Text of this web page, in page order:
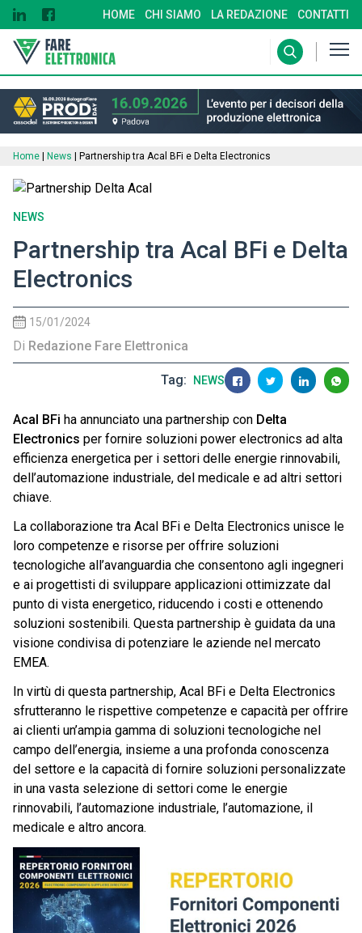
HOME CHI SIAMO LA REDAZIONE CONTATTI
Home News Partnership tra Acal BFi e Delta Electronics
NEWS
Partnership tra Acal BFi e Delta
Electronics
15/01/2024
Di Redazione Fare Elettronica
Tag NEWS
Acal BFi ha annunciato una partnership con Delta
Electronics per fornire soluzioni power electronics ad alta
efficienza energetica per i settori delle energie rinnovabili,
dell’automazione industriale, del medicale e ad altri settori
chiave.
La collaborazione tra Acal BFi e Delta Electronics unisce le
loro competenze e risorse per offrire soluzioni
tecnologiche all’avanguardia che consentono agli ingegneri
e ai progettisti di sviluppare applicazioni ottimizzate dal
punto di vista energetico, riducendo i costi e ottenendo
soluzioni sostenibili. Questa partnership è guidata da una
visione condivisa di potenziare le aziende nel mercato
EMEA.
In virtù di questa partnership, Acal BFi e Delta Electronics
sfrutteranno le rispettive competenze e capacità per offrire
ai clienti un’ampia gamma di soluzioni tecnologiche nel
campo dell’energia, insieme a una profonda conoscenza
del settore e la capacità di fornire soluzioni personalizzate
in una vasta selezione di settori come le energie
rinnovabili, l’automazione industriale, l’automazione, il
medicale e altro ancora.